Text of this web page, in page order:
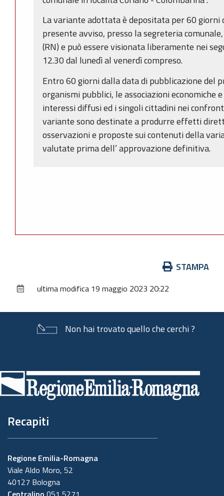
La variante adottata è depositata per 60 giorni
presente avviso, presso la segreteria
(RN) e può essere visionata liberamente nei
12.30 dal lunedì al venerdì compreso.
Entro 60 giorni dalla data di pubblicazione del
organismi pubblici, le associazioni economiche
interessi diffusi ed i singoli cittadini nei
variante sono destinate a produrre effetti
osservazioni e proposte sui contenuti della
valutate prima dell’ approvazione definitiva.
documento
STAMPA
ultima modifica 19 maggio 2023 20:22
Non hai trovato quello che cerchi ?
di
pagina
Recapiti
Regione Emilia-Romagna
Viale Aldo Moro, 52
40127 Bologna